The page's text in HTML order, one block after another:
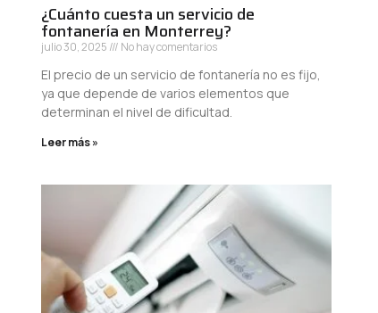
¿Cuánto cuesta un servicio de
fontanería en Monterrey?
julio 30, 2025 No hay comentarios
El precio de un servicio de fontanería no es fijo,
ya que depende de varios elementos que
determinan el nivel de dificultad.
Leer más »